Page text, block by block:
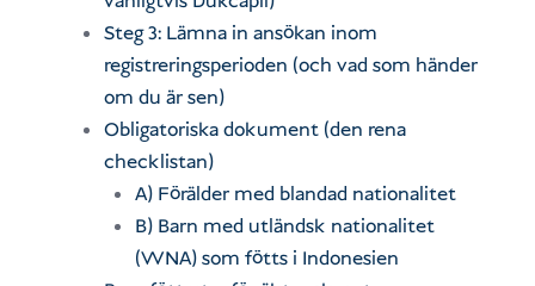
Steg 3: Lämna in ansökan inom
registreringsperioden (och vad som händer
om du är sen)
Obligatoriska dokument (den rena
checklistan)
A) Förälder med blandad nationalitet
B) Barn med utländsk nationalitet
(WNA) som fötts i Indonesien